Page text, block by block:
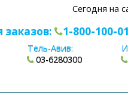
Сегодня на
заказов: 1-800-100-
Тель-Авив:
03-6280300